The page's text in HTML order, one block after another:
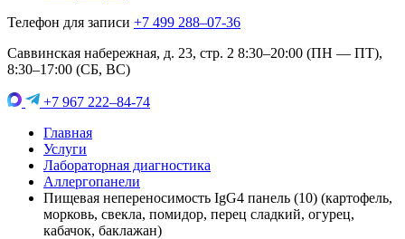
Телефон для записи +7 499 288–07-36
Саввинская набережная, д. 23, стр. 2 8:30–20:00 (ПН — ПТ),
8:30–17:00 (СБ, ВС)
+7 967 222–84-74
Главная
Услуги
Лабораторная диагностика
Аллергопанели
Пищевая непереносимость IgG4 панель (10) (картофель,
морковь, свекла, помидор, перец сладкий, огурец,
кабачок, баклажан)